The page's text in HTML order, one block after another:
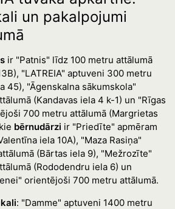
un pakalpojumi
ir "Patnis" līdz 100 metru attālumā
"LATREIA" aptuveni 300 metru
45), "Āgenskalna sākumskola"
(Kandavas iela 4 k-1) un "Rīgas
700 metru attālumā (Margrietas
bērnudārzi ir "Priedīte" apmēram
iela 10A), "Maza Rasiņa"
(Bārtas iela 9), "Mežrozīte"
(Rododendru iela 6) un
orientējoši 700 metru attālumā.
: "Damme" aptuveni 1400 metru